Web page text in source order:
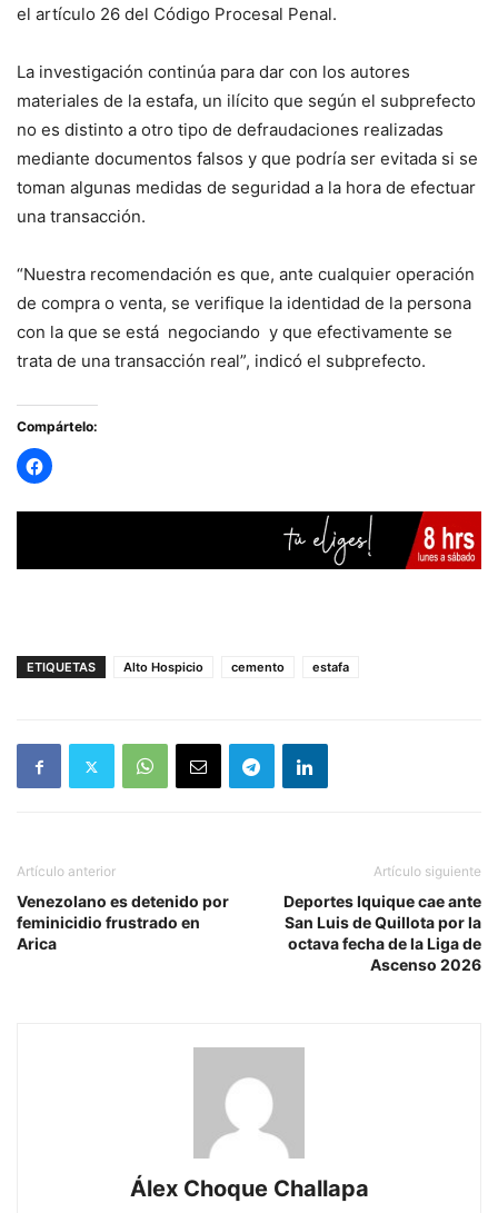
el artículo 26 del Código Procesal Penal.
La investigación continúa para dar con los autores
materiales de la estafa, un ilícito que según el subprefecto
no es distinto a otro tipo de defraudaciones realizadas
mediante documentos falsos y que podría ser evitada si se
toman algunas medidas de seguridad a la hora de efectuar
una transacción.
“Nuestra recomendación es que, ante cualquier operación
de compra o venta, se verifique la identidad de la persona
con la que se está negociando y que efectivamente se
trata de una transacción real”, indicó el subprefecto.
Compártelo:
ETIQUETAS Alto Hospicio cemento estafa
Artículo anterior
Venezolano es detenido por
feminicidio frustrado en
Arica
Artículo siguiente
Deportes Iquique cae ante
San Luis de Quillota por la
octava fecha de la Liga de
Ascenso 2026
Álex Choque Challapa